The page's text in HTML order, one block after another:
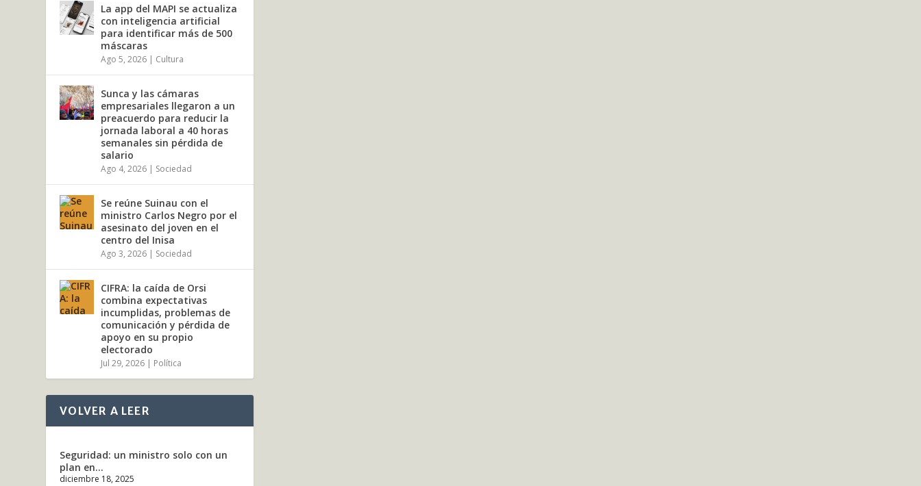
La app del MAPI se actualiza
con inteligencia artificial
para identificar más de 500
máscaras
Ago 5, 2026 | Cultura
Sunca y las cámaras
empresariales llegaron a un
preacuerdo para reducir la
jornada laboral a 40 horas
semanales sin pérdida de
salario
Ago 4, 2026 | Sociedad
Se reúne Suinau con el
ministro Carlos Negro por el
asesinato del joven en el
centro del Inisa
Ago 3, 2026 | Sociedad
CIFRA: la caída de Orsi
combina expectativas
incumplidas, problemas de
comunicación y pérdida de
apoyo en su propio
electorado
Jul 29, 2026 | Política
VOLVER A LEER
Seguridad: un ministro solo con un
plan en...
diciembre 18, 2025